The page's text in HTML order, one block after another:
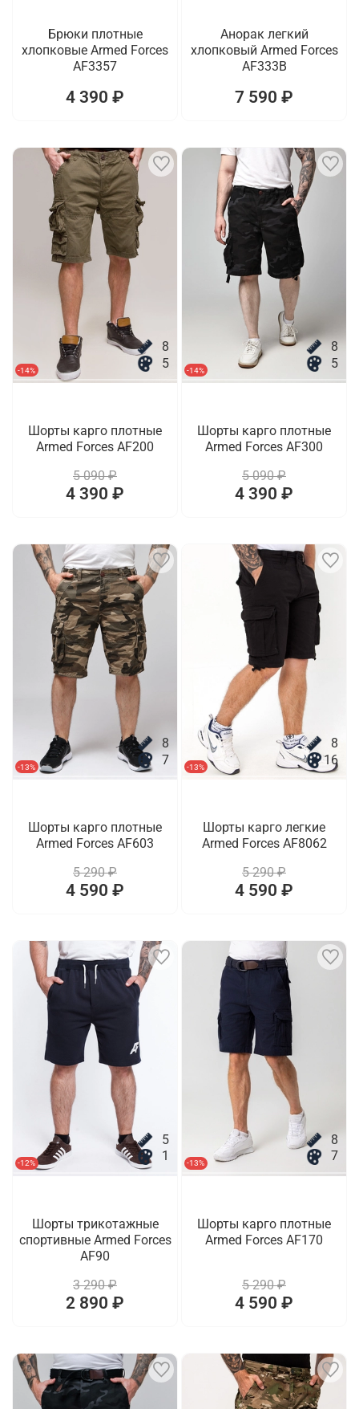
Брюки плотные
хлопковые Armed Forces
AF3357
4 390 ₽
Анорак легкий
хлопковый Armed Forces
AF333B
7 590 ₽
-14%
8
5
Шорты карго плотные
Armed Forces AF200
5 090 ₽
4 390 ₽
-14%
8
5
Шорты карго плотные
Armed Forces AF300
5 090 ₽
4 390 ₽
-13%
8
7
Шорты карго плотные
Armed Forces AF603
5 290 ₽
4 590 ₽
-13%
8
16
Шорты карго легкие
Armed Forces AF8062
5 290 ₽
4 590 ₽
-12%
5
1
Шорты трикотажные
спортивные Armed Forces
AF90
3 290 ₽
2 890 ₽
-13%
8
7
Шорты карго плотные
Armed Forces AF170
5 290 ₽
4 590 ₽